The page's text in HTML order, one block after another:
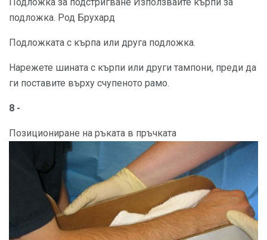
Подложка за подстригване Използвайте кърпи за
подложка. Род Брухард
Подложката с кърпа или друга подложка.
Нарежете шината с кърпи или други тампони, преди да
ги поставите върху счупеното рамо.
8 -
Позициониране на ръката в пръчката